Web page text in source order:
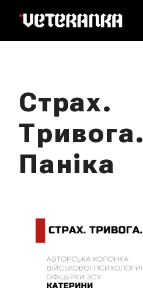
Страх.
Тривога.
Паніка